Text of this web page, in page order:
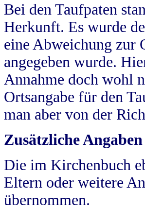
Bei den Taufpaten
Herkunft. Es wurde
eine Abweichung zur
angegeben wurde.
Annahme doch wohl
Ortsangabe für den
man aber von der
Zusätzliche
Die im Kirchenbuch
Eltern oder weitere
übernommen.